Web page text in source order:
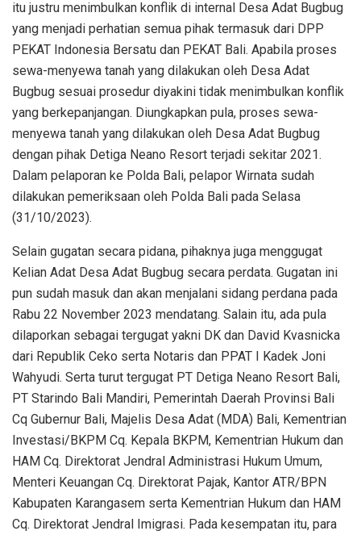
itu justru menimbulkan konflik di internal Desa Adat Bugbug
yang menjadi perhatian semua pihak termasuk dari DPP
PEKAT Indonesia Bersatu dan PEKAT Bali. Apabila proses
sewa-menyewa tanah yang dilakukan oleh Desa Adat
Bugbug sesuai prosedur diyakini tidak menimbulkan konflik
yang berkepanjangan. Diungkapkan pula, proses sewa-
menyewa tanah yang dilakukan oleh Desa Adat Bugbug
dengan pihak Detiga Neano Resort terjadi sekitar 2021.
Dalam pelaporan ke Polda Bali, pelapor Wirnata sudah
dilakukan pemeriksaan oleh Polda Bali pada Selasa
(31/10/2023).
Selain gugatan secara pidana, pihaknya juga menggugat
Kelian Adat Desa Adat Bugbug secara perdata. Gugatan ini
pun sudah masuk dan akan menjalani sidang perdana pada
Rabu 22 November 2023 mendatang. Salain itu, ada pula
dilaporkan sebagai tergugat yakni DK dan David Kvasnicka
dari Republik Ceko serta Notaris dan PPAT I Kadek Joni
Wahyudi. Serta turut tergugat PT Detiga Neano Resort Bali,
PT Starindo Bali Mandiri, Pemerintah Daerah Provinsi Bali
Cq Gubernur Bali, Majelis Desa Adat (MDA) Bali, Kementrian
Investasi/BKPM Cq. Kepala BKPM, Kementrian Hukum dan
HAM Cq. Direktorat Jendral Administrasi Hukum Umum,
Menteri Keuangan Cq. Direktorat Pajak, Kantor ATR/BPN
Kabupaten Karangasem serta Kementrian Hukum dan HAM
Cq. Direktorat Jendral Imigrasi. Pada kesempatan itu, para